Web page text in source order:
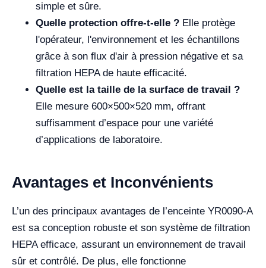
simple et sûre.
Quelle protection offre-t-elle ? Elle protège
l'opérateur, l'environnement et les échantillons
grâce à son flux d'air à pression négative et sa
filtration HEPA de haute efficacité.
Quelle est la taille de la surface de travail ?
Elle mesure 600×500×520 mm, offrant
suffisamment d’espace pour une variété
d’applications de laboratoire.
Avantages et Inconvénients
L’un des principaux avantages de l’enceinte YR0090-A
est sa conception robuste et son système de filtration
HEPA efficace, assurant un environnement de travail
sûr et contrôlé. De plus, elle fonctionne